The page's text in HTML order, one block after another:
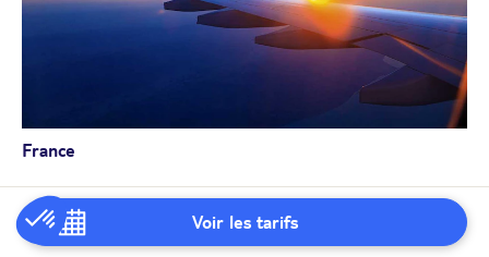
Voir les tarifs
France
Arrivée en France